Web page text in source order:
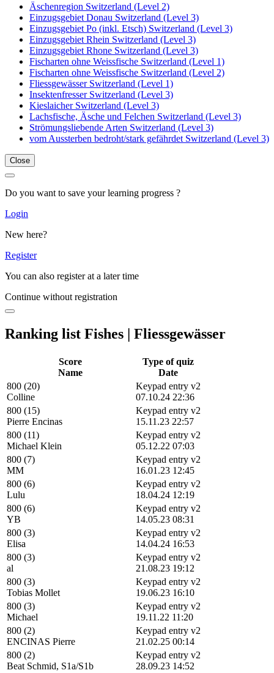
Äschenregion Switzerland (Level 2)
Einzugsgebiet Donau Switzerland (Level 3)
Einzugsgebiet Po (inkl. Etsch) Switzerland (Level 3)
Einzugsgebiet Rhein Switzerland (Level 3)
Einzugsgebiet Rhone Switzerland (Level 3)
Fischarten ohne Weissfische Switzerland (Level 1)
Fischarten ohne Weissfische Switzerland (Level 2)
Fliessgewässer Switzerland (Level 1)
Insektenfresser Switzerland (Level 3)
Kieslaicher Switzerland (Level 3)
Lachsfische, Äsche und Felchen Switzerland (Level 3)
Strömungsliebende Arten Switzerland (Level 3)
vom Aussterben bedroht/stark gefährdet Switzerland (Level 3)
Close
Do you want to save your learning progress ?
Login
New here?
Register
You can also register at a later time
Continue without registration
Ranking list Fishes | Fliessgewässer
Score
Name
Type of quiz
Date
800 (20)
Colline
Keypad entry v2
07.10.24 22:36
800 (15)
Pierre Encinas
Keypad entry v2
15.11.23 22:57
800 (11)
Michael Klein
Keypad entry v2
05.12.22 07:03
800 (7)
MM
Keypad entry v2
16.01.23 12:45
800 (6)
Lulu
Keypad entry v2
18.04.24 12:19
800 (6)
YB
Keypad entry v2
14.05.23 08:31
800 (3)
Elisa
Keypad entry v2
14.04.24 16:53
800 (3)
al
Keypad entry v2
21.08.23 19:12
800 (3)
Tobias Mollet
Keypad entry v2
19.06.23 16:10
800 (3)
Michael
Keypad entry v2
19.11.22 11:20
800 (2)
ENCINAS Pierre
Keypad entry v2
21.02.25 00:14
800 (2)
Beat Schmid, S1a/S1b
Keypad entry v2
28.09.23 14:52